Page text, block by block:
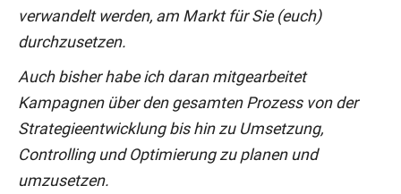
verwandelt werden, am Markt für Sie (euch)
durchzusetzen.
Auch bisher habe ich daran mitgearbeitet
Kampagnen über den gesamten Prozess von der
Strategieentwicklung bis hin zu Umsetzung,
Controlling und Optimierung zu planen und
umzusetzen.